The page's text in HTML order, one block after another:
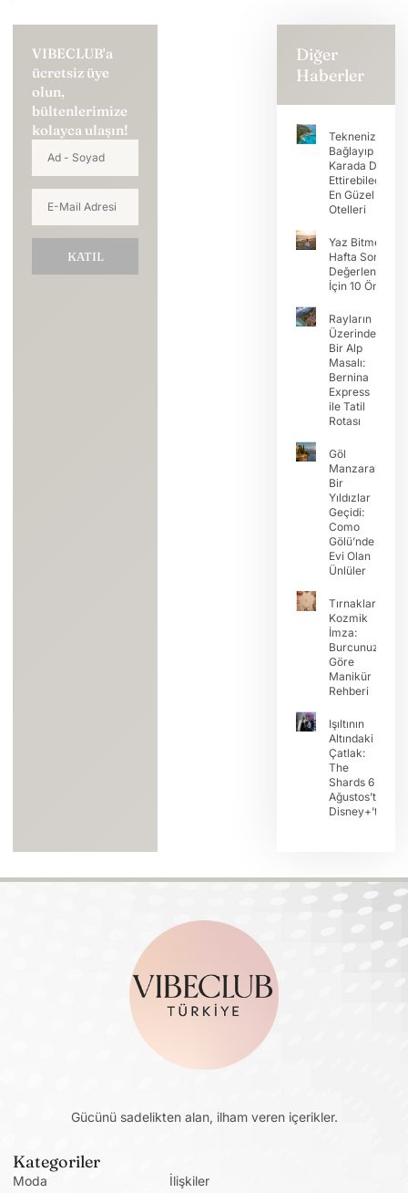
VIBECLUB'a
ücretsiz üye
olun,
bültenlerimize
kolayca ulaşın!
KATIL
Diğer
Haberler
Teknenizi
Bağlayıp Tatili
Karada Devam
En Güzel Koy
Otelleri
Yaz Bitmeden
Hafta Sonunu
İçin 10 Öneri
Rayların
Üzerinde
Bir Alp
Masalı:
Bernina
Express
ile Tatil
Rotası
Göl
Manzaralı
Bir
Yıldızlar
Geçidi:
Como
Gölü’nde
Evi Olan
Ünlüler
Tırnaklarda
Kozmik
İmza:
Burcunuza
Göre
Manikür
Rehberi
Işıltının
Altındaki
Çatlak:
The
Shards 6
Ağustos’ta
Disney+’ta
Gücünü sadelikten alan, ilham veren içerikler.
Kategoriler
Moda İlişkiler